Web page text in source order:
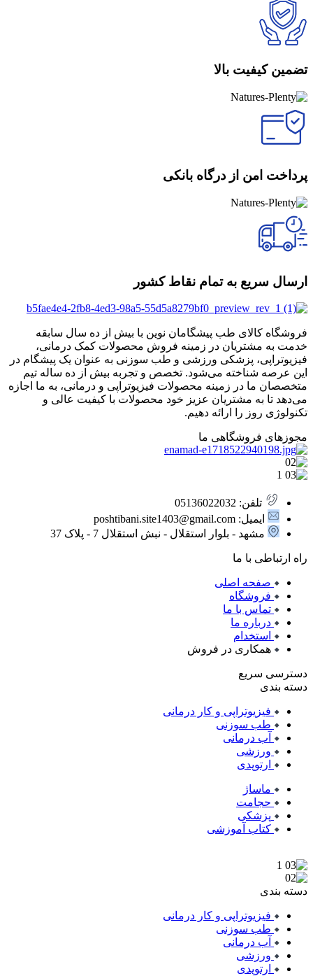
تضمین کیفیت بالا
پرداخت امن از درگاه بانکی
ارسال سریع به تمام نقاط کشور
فروشگاه کالای طب پیشگامان نوین با بیش از ده سال سابقه
خدمت به مشتریان در زمینه فروش محصولات کمک درمانی،
فیزیوتراپی، پزشکی ورزشی و طب سوزنی به عنوان یک پیشگام در
این عرصه شناخته می‌شود. تخصص و تجربه بیش از ده ساله تیم
متخصصان ما در زمینه محصولات فیزیوتراپی و درمانی، به ما اجازه
می‌دهد تا به مشتریان عزیز خود محصولات با کیفیت عالی و
تکنولوژی روز را ارائه دهیم.
مجوزهای فروشگاهی ما
تلفن: 05136022032
ایمیل: poshtibani.site1403@gmail.com
مشهد - بلوار استقلال - نبش استقلال 7 - پلاک 37
راه ارتباطی با ما
صفحه اصلی
فروشگاه
تماس با ما
درباره ما
استخدام
همکاری در فروش
دسترسی سریع
دسته بندی
فیزیوتراپی و کار درمانی
طب سوزنی
آب درمانی
ورزشی
ارتوپدی
ماساژ
حجامت
پزشکی
کتاب آموزشی
دسته بندی
فیزیوتراپی و کار درمانی
طب سوزنی
آب درمانی
ورزشی
ارتوپدی